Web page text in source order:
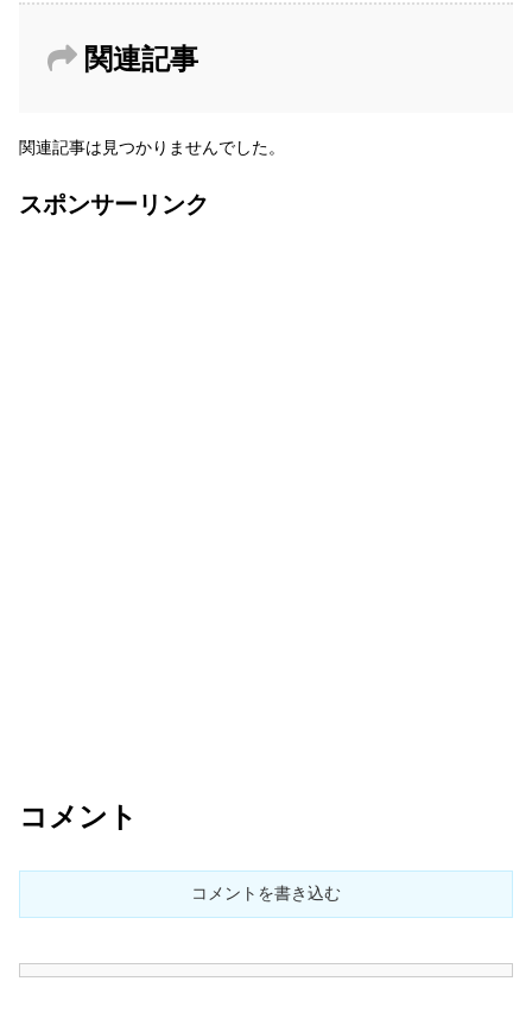
関連記事
関連記事は見つかりませんでした。
スポンサーリンク
コメント
コメントを書き込む